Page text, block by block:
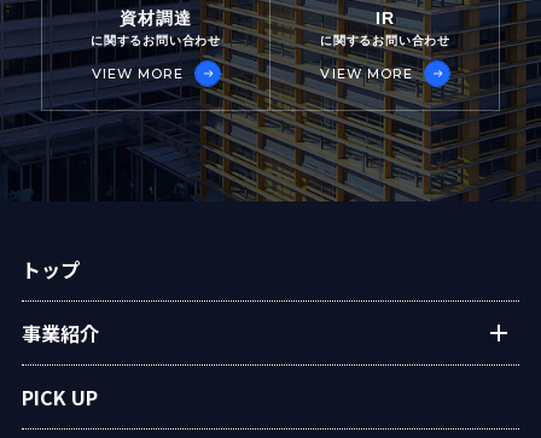
資材調達
に関するお問い合わせ
VIEW MORE
IR
に関するお問い合わせ
VIEW MORE
トップ
事業紹介
アフターサービス
PICK UP